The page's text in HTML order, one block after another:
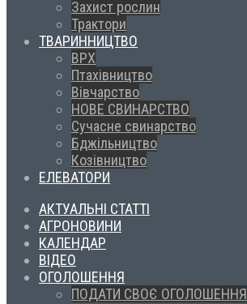
Захист рослин
Трактори
ТВАРИННИЦТВО
ВРХ
Птахівництво
Вівчарство
НОВЕ СВИНАРСТВО
Сучасне свинарство
Бджільництво
Козівництво
ЕЛЕВАТОРИ
АКТУАЛЬНІ СТАТТІ
АГРОНОВИНИ
КАЛЕНДАР
ВІДЕО
ОГОЛОШЕННЯ
ПОДАТИ СВОЄ ОГОЛОШЕННЯ